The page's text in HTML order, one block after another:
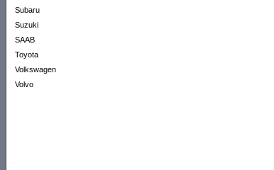
Subaru
Suzuki
SAAB
Toyota
Volkswagen
Volvo